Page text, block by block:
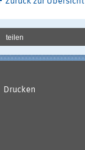
teilen
Drucken